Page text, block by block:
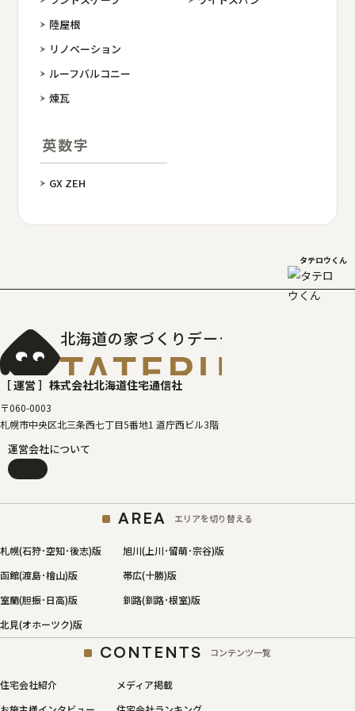
陸屋根
リノベーション
ルーフバルコニー
煉瓦
英数字
GX ZEH
タテロウくん
北海道の家づくりデータベース
［ 運営 ］ 株式会社北海道住宅通信社
〒060-0003
札幌市中央区北三条西七丁目5番地1 道庁西ビル3階
運営会社について
AREA エリアを切り替える
札幌(石狩･空知･後志)版
旭川(上川･留萌･宗谷)版
函館(渡島･檜山)版
帯広(十勝)版
室蘭(胆振･日高)版
釧路(釧路･根室)版
北見(オホーツク)版
CONTENTS コンテンツ一覧
住宅会社紹介
メディア掲載